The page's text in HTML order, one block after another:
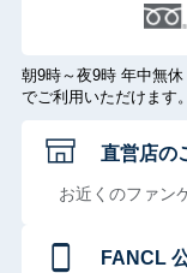
朝9時～夜9時 年中無
でご利用いただけます。
直営店の
お近くのファン
FANCL